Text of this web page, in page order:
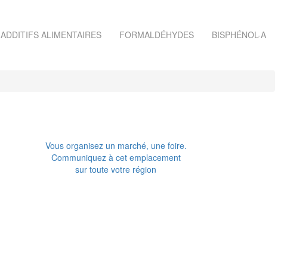
ADDITIFS ALIMENTAIRES FORMALDÉHYDES BISPHÉNOL-A
Vous organisez un marché, une foire.
Communiquez à cet emplacement
sur toute votre région